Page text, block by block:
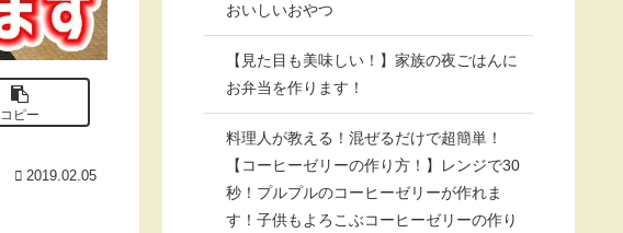
コピー
2019.02.05
おいしいおやつ
【見た目も美味しい！】家族の夜ごはんに
お弁当を作ります！
料理人が教える！混ぜるだけで超簡単！
【コーヒーゼリーの作り方！】レンジで30
秒！プルプルのコーヒーゼリーが作れま
す！子供もよろこぶコーヒーゼリーの作り